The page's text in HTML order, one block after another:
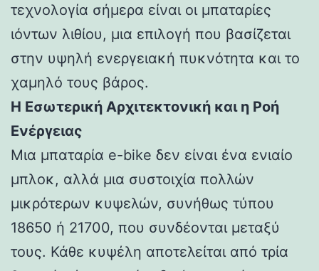
τεχνολογία σήμερα είναι οι μπαταρίες
ιόντων λιθίου, μια επιλογή που βασίζεται
στην υψηλή ενεργειακή πυκνότητα και το
χαμηλό τους βάρος.
Η Εσωτερική Αρχιτεκτονική και η Ροή
Ενέργειας
Μια μπαταρία e-bike δεν είναι ένα ενιαίο
μπλοκ, αλλά μια συστοιχία πολλών
μικρότερων κυψελών, συνήθως τύπου
18650 ή 21700, που συνδέονται μεταξύ
τους. Κάθε κυψέλη αποτελείται από τρία